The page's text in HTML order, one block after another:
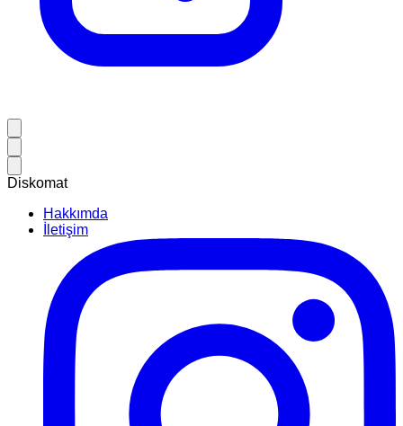
Diskomat
Hakkımda
İletişim